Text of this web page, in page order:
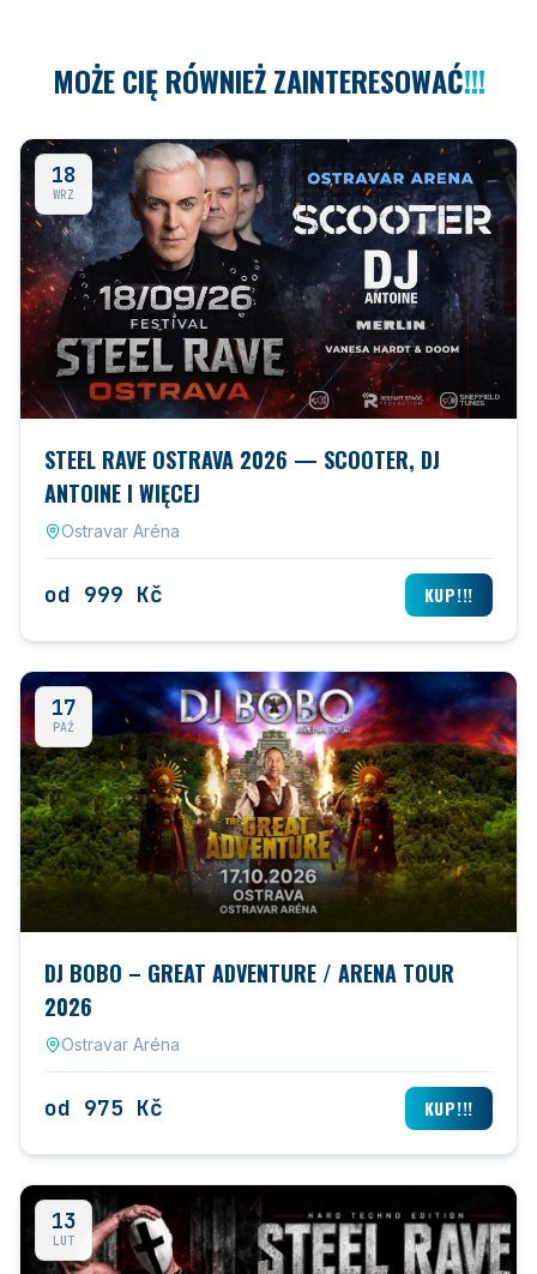
MOŻE CIĘ RÓWNIEŻ ZAINTERESOWAĆ!!!
18
WRZ
STEEL RAVE OSTRAVA 2026 — SCOOTER, DJ
ANTOINE I WIĘCEJ
Ostravar Aréna
od 999 Kč KUP!!!
17
PAŹ
DJ BOBO – GREAT ADVENTURE / ARENA TOUR
2026
Ostravar Aréna
od 975 Kč KUP!!!
13
LUT